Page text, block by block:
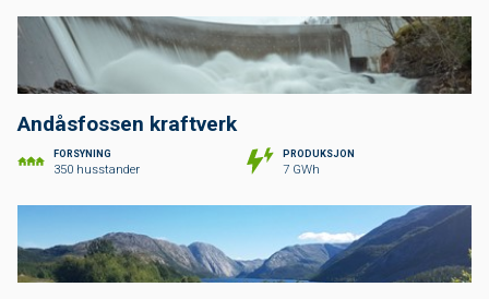
Andåsfossen kraftverk
FORSYNING
350 husstander
PRODUKSJON
7 GWh